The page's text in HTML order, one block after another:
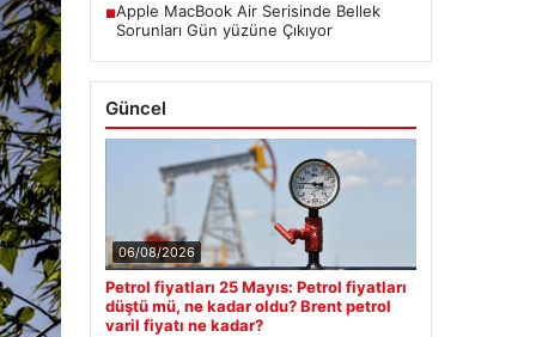
■Apple MacBook Air Serisinde Bellek
Sorunları Gün yüzüne Çıkıyor
Güncel
06/08/2026
Petrol fiyatları 25 Mayıs: Petrol fiyatları
düştü mü, ne kadar oldu? Brent petrol
varil fiyatı ne kadar?